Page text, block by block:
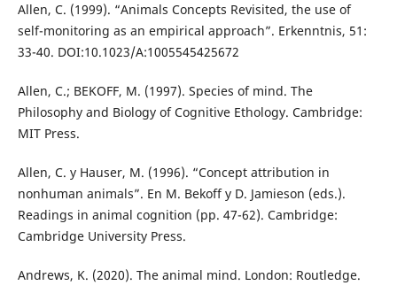
Allen, C. (1999). “Animals Concepts Revisited, the use of
self-monitoring as an empirical approach”. Erkenntnis, 51:
33-40. DOI:10.1023/A:1005545425672
Allen, C.; BEKOFF, M. (1997). Species of mind. The
Philosophy and Biology of Cognitive Ethology. Cambridge:
MIT Press.
Allen, C. y Hauser, M. (1996). “Concept attribution in
nonhuman animals”. En M. Bekoff y D. Jamieson (eds.).
Readings in animal cognition (pp. 47-62). Cambridge:
Cambridge University Press.
Andrews, K. (2020). The animal mind. London: Routledge.